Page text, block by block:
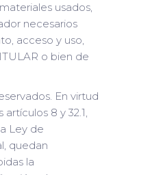
usados,
necesarios
acceso y uso,
o bien de
En virtud
8 y 32.1,
Ley de
quedan
la